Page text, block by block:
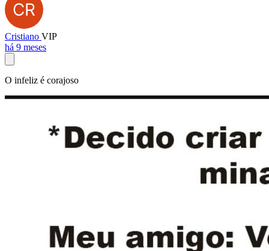
Cristiano VIP
há 9 meses
O infeliz é corajoso